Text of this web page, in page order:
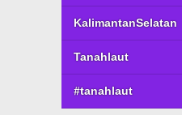
KalimantanSelatan
Tanahlaut
#tanahlaut